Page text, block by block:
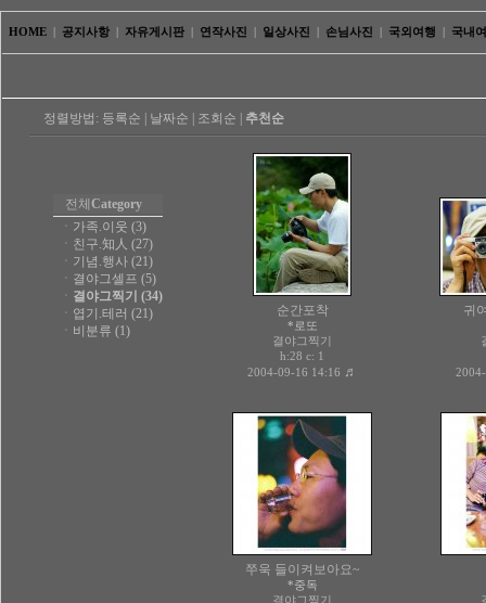
HOME 공지사항 자유게시판 연작사진 일상사진 손님사진 국외여행 국내
정렬방법: 등록순 날짜순 조회순 추천순
전체 Category
ㆍ 가족.이웃 (3)
ㆍ 친구.知人 (27)
ㆍ 기념.행사 (21)
ㆍ 결야그셀프 (5)
ㆍ 결야그찍기 (34)
ㆍ 엽기.테러 (21)
ㆍ 비분류 (1)
순간포착
*로또
결야그찍기
h:28 c: 1
2004-09-16 14:16 ♬
귀
쭈욱 들이켜보아요~
*중독
결야그찍기